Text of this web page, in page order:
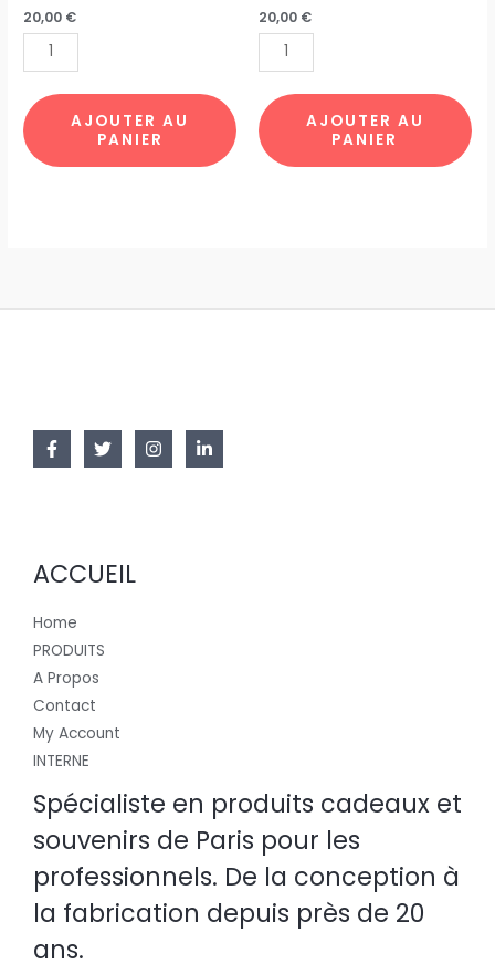
20,00 €
NYMPHEAS
10pcs
AJOUTER AU
PANIER
20,00 €
JOCONDE
BULLE
TOTE14
par
10pcs
AJOUTER AU
PANIER
ACCUEIL
Home
PRODUITS
A Propos
Contact
My Account
INTERNE
Spécialiste en produits cadeaux et
souvenirs de Paris pour les
professionnels. De la conception à
la fabrication depuis près de 20
ans.